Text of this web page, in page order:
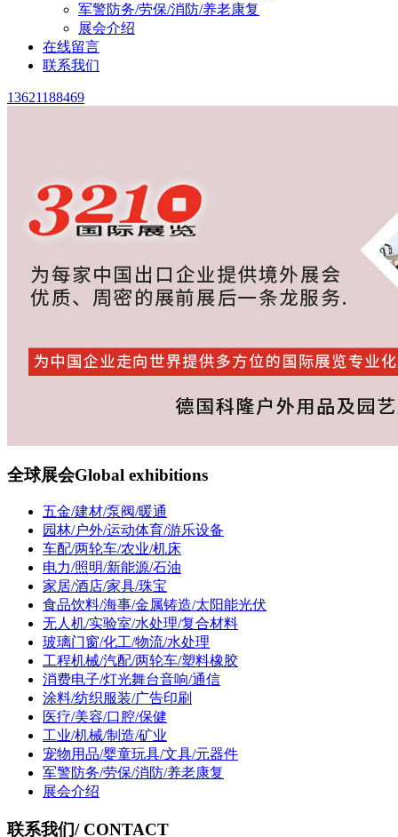
军警防务/劳保/消防/养老康复
展会介绍
在线留言
联系我们
13621188469
全球展会Global exhibitions
五金/建材/泵阀/暖通
园林/户外/运动体育/游乐设备
车配/两轮车/农业/机床
电力/照明/新能源/石油
家居/酒店/家具/珠宝
食品饮料/海事/金属铸造/太阳能光伏
无人机/实验室/水处理/复合材料
玻璃门窗/化工/物流/水处理
工程机械/汽配/两轮车/塑料橡胶
消费电子/灯光舞台音响/通信
涂料/纺织服装/广告印刷
医疗/美容/口腔/保健
工业/机械/制造/矿业
宠物用品/婴童玩具/文具/元器件
军警防务/劳保/消防/养老康复
展会介绍
联系我们/ CONTACT